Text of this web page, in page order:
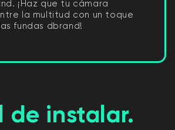
¡Haz que tu cámara
la multitud con un toque
fundas dbrand!
de instalar.